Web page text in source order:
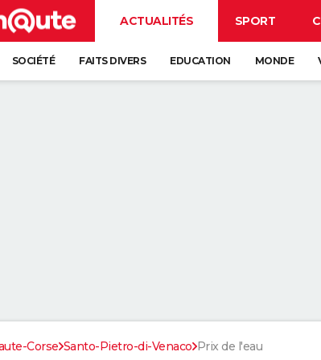
ACTUALITÉS SPORT
SOCIÉTÉ FAITS DIVERS EDUCATION MONDE
Corse Santo-Pietro-di-Venaco Prix de l'eau